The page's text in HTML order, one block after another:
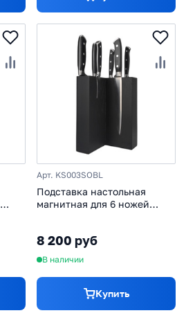
Арт. KS003SOBL
Подставка настольная
магнитная для 6 ножей
8 200 руб
В наличии
Купить